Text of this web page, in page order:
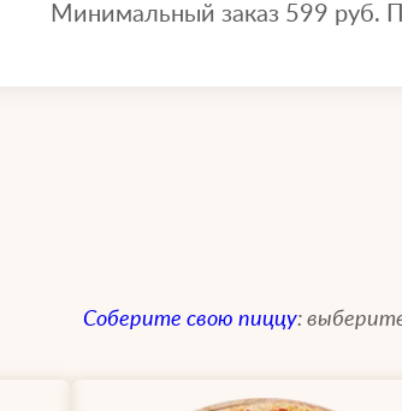
Минимальный заказ 599 руб.
Соберите свою пиццу: